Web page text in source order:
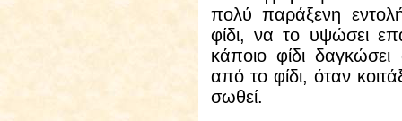
πολύ παράξενη
φίδι, να το υψώσει
κάποιο φίδι
από το φίδι, όταν
σωθεί.